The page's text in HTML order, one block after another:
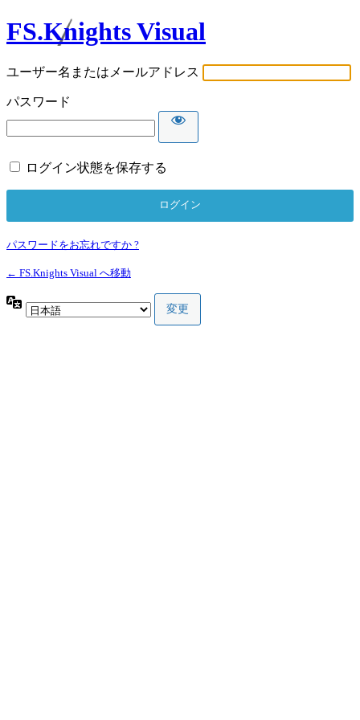
FS.Knights Visual
ユーザー名またはメールアドレス
パスワード
ログイン状態を保存する
パスワードをお忘れですか ?
← FS.Knights Visual へ移動
言
語